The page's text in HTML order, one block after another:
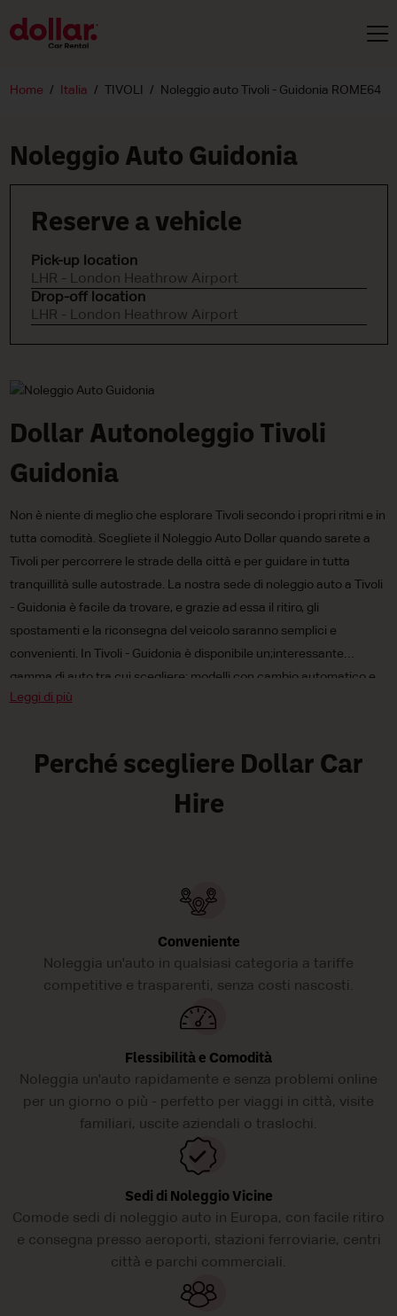
Home Italia TIVOLI Noleggio auto Tivoli - Guidonia ROME64
Noleggio Auto Guidonia
Reserve a vehicle
Pick-up location
LHR - London Heathrow Airport
Drop-off location
LHR - London Heathrow Airport
Dollar Autonoleggio Tivoli
Guidonia
Non è niente di meglio che esplorare Tivoli secondo i propri ritmi e in
tutta comodità. Scegliete il Noleggio Auto Dollar quando sarete a
Tivoli per percorrere le strade della città e per guidare in tutta
tranquillità sulle autostrade. La nostra sede di noleggio auto a Tivoli
- Guidonia è facile da trovare, e grazie ad essa il ritiro, gli
spostamenti e la riconsegna del veicolo saranno semplici e
convenienti. In Tivoli - Guidonia è disponibile un;interessante
gamma di auto tra cui scegliere: modelli con cambio automatico e
manuale,auto mini
spostamenti attraverso Tivoli rientrino nel vostro budget! Prendete
un&;auto a noleggio Dollar a Tivoli - Guidonia oggi stesso!!
Leggi di più
Perché scegliere Dollar Car
Hire
Conveniente
Noleggia un'auto in qualsiasi categoria a tariffe
competitive e trasparenti, senza costi nascosti.
Flessibilità e Comodità
Noleggia un'auto rapidamente e senza problemi online
per un giorno o più - perfetto per viaggi in città, visite
familiari, uscite aziendali o traslochi.
Sedi di Noleggio Vicine
Comode sedi di noleggio auto in Europa, con facile ritiro
e consegna presso aeroporti, stazioni ferroviarie, centri
città e parchi commerciali.